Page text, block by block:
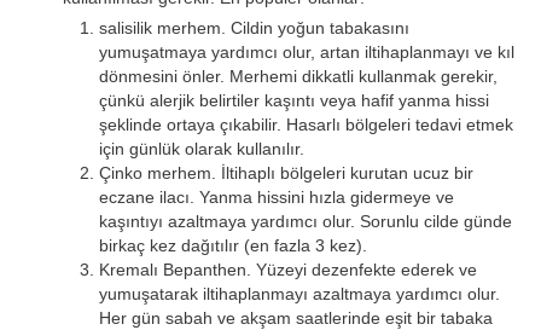
salisilik merhem. Cildin yoğun tabakasını
yumuşatmaya yardımcı olur, artan iltihaplanmayı ve kıl
dönmesini önler. Merhemi dikkatli kullanmak gerekir,
çünkü alerjik belirtiler kaşıntı veya hafif yanma hissi
şeklinde ortaya çıkabilir. Hasarlı bölgeleri tedavi etmek
için günlük olarak kullanılır.
Çinko merhem. İltihaplı bölgeleri kurutan ucuz bir
eczane ilacı. Yanma hissini hızla gidermeye ve
kaşıntıyı azaltmaya yardımcı olur. Sorunlu cilde günde
birkaç kez dağıtılır (en fazla 3 kez).
Kremalı Bepanthen. Yüzeyi dezenfekte ederek ve
yumuşatarak iltihaplanmayı azaltmaya yardımcı olur.
Her gün sabah ve akşam saatlerinde eşit bir tabaka